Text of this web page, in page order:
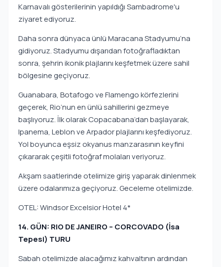
Karnavalı gösterilerinin yapıldığı Sambadrome'u
ziyaret ediyoruz.
Daha sonra dünyaca ünlü Maracana Stadyumu’na
gidiyoruz. Stadyumu dışarıdan fotoğrafladıktan
sonra, şehrin ikonik plajlarını keşfetmek üzere sahil
bölgesine geçiyoruz.
Guanabara, Botafogo ve Flamengo körfezlerini
geçerek, Rio’nun en ünlü sahillerini gezmeye
başlıyoruz. İlk olarak Copacabana’dan başlayarak,
Ipanema, Leblon ve Arpador plajlarını keşfediyoruz.
Yol boyunca eşsiz okyanus manzarasının keyfini
çıkararak çeşitli fotoğraf molaları veriyoruz.
Akşam saatlerinde otelimize giriş yaparak dinlenmek
üzere odalarımıza geçiyoruz. Geceleme otelimizde.
OTEL: Windsor Excelsior Hotel 4*
14. GÜN: RIO DE JANEIRO – CORCOVADO (İsa
Tepesi) TURU
Sabah otelimizde alacağımız kahvaltının ardından